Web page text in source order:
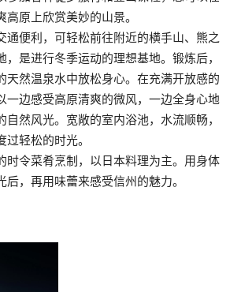
原上欣赏美妙的山景。
通便利，可轻松前往附近的横手山、熊之
是进行冬季运动的理想基地。锻炼后，
天然温泉水中放松身心。在充满开放感的
一边感受高原清爽的微风，一边全身心地
然风光。宽敞的室内浴池，水流顺畅，
轻松的时光。
时令菜肴烹制，以日本料理为主。用身体
，再用味蕾来感受信州的魅力。